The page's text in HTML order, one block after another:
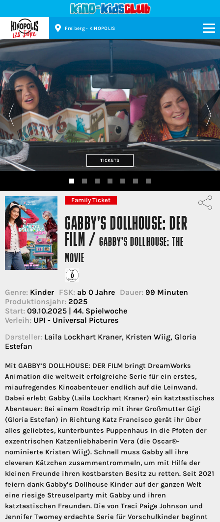
Kinopolis
Freiberg - KINOPOLIS
TICKETS
Family Ticket
GABBY'S DOLLHOUSE: DER
FILM /GABBY'S DOLLHOUSE: THE
MOVIE
Genre: Kinder FSK: ab 0 Jahre Dauer: 99 Minuten
Produktionsjahr: 2025
Start: 09.10.2025 | 44. Spielwoche
Verleih: UPI - Universal Pictures
Darsteller: Laila Lockhart Kraner, Kristen Wiig, Gloria
Estefan
Mit GABBY’S DOLLHOUSE: DER FILM bringt DreamWorks
Animation die weltweit erfolgreiche Serie für ein erstes,
miaufregendes Kinoabenteuer endlich auf die Leinwand.
Dabei erlebt Gabby (Laila Lockhart Kraner) ein katztastisches
Abenteuer: Bei einem Roadtrip mit ihrer Großmutter Gigi
(Gloria Estefan) in Richtung Katz Francisco gerät ihr über
alles geliebtes, kunterbuntes Puppenhaus in die Pfoten der
exzentrischen Katzenliebhaberin Vera (die Oscar®-
nominierte Kristen Wiig). Schnell muss Gabby all ihre
cleveren Kätzchen zusammentrommeln, um mit Hilfe der
kleinen Freunde ihren kostbarsten Besitz zu retten. Seit 2021
feiern dank Gabby’s Dollhouse Kinder auf der ganzen Welt
eine riesige Streuselparty mit Gabby und ihren
katztastischen Freunden. Die von Traci Paige Johnson und
Jennifer Twomey erdachte Serie für Vorschulkinder beginnt